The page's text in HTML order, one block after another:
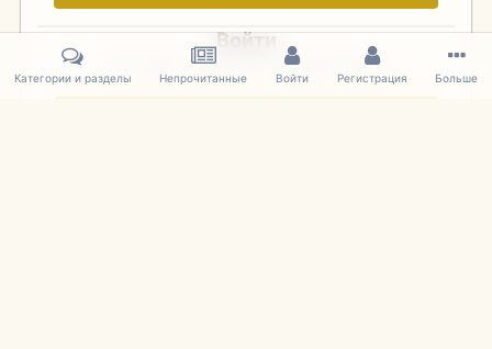
Войти
Уже зарегистрированы? Войдите здесь.
Категории и разделы Непрочитанные Войти Регистрация Больше